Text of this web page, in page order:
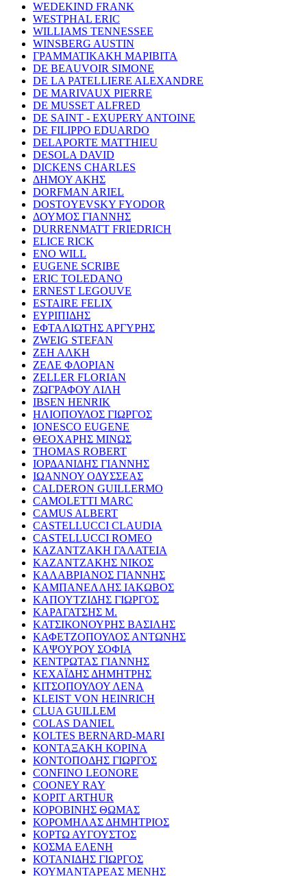
WEDEKIND FRANK
WESTPHAL ERIC
WILLIAMS TENNESSEE
WINSBERG AUSTIN
ΓΡΑΜΜΑΤΙΚΑΚΗ ΜΑΡΙΒΙΤΑ
DE BEAUVOIR SIMONE
DE LA PATELLIERE ALEXANDRE
DE MARIVAUX PIERRE
DE MUSSET ALFRED
DE SAINT - EXUPERY ANTOINE
DE FILIPPO EDUARDO
DELAPORTE MATTHIEU
DESOLA DAVID
DICKENS CHARLES
ΔΗΜΟΥ ΑΚΗΣ
DORFMAN ARIEL
DOSTOYEVSKY FYODOR
ΔΟΥΜΟΣ ΓΙΑΝΝΗΣ
DURRENMATT FRIEDRICH
ELICE RICK
ENO WILL
EUGENE SCRIBE
ERIC TOLEDANO
ERNEST LEGOUVE
ESTAIRE FELIX
ΕΥΡΙΠΙΔΗΣ
ΕΦΤΑΛΙΩΤΗΣ ΑΡΓΥΡΗΣ
ZWEIG STEFAN
ΖΕΗ ΑΛΚΗ
ΖΕΛΕ ΦΛΟΡΙΑΝ
ZELLER FLORIAN
ΖΩΓΡΑΦΟΥ ΛΙΛΗ
IBSEN HENRIK
ΗΛΙΟΠΟΥΛΟΣ ΓΙΩΡΓΟΣ
IONESCO EUGENE
ΘΕΟΧΑΡΗΣ ΜΙΝΩΣ
THOMAS ROBERT
ΙΟΡΔΑΝΙΔΗΣ ΓΙΑΝΝΗΣ
ΙΩΑΝΝΟΥ ΟΔΥΣΣΕΑΣ
CALDERON GUILLERMO
CAMOLETTI MARC
CAMUS ALBERT
CASTELLUCCI CLAUDIA
CASTELLUCCI ROMEO
ΚΑΖΑΝΤΖΑΚΗ ΓΑΛΑΤΕΙΑ
ΚΑΖΑΝΤΖΑΚΗΣ ΝΙΚΟΣ
ΚΑΛΑΒΡΙΑΝΟΣ ΓΙΑΝΝΗΣ
ΚΑΜΠΑΝΕΛΛΗΣ ΙΑΚΩΒΟΣ
ΚΑΠΟΥΤΖΙΔΗΣ ΓΙΩΡΓΟΣ
ΚΑΡΑΓΑΤΣΗΣ Μ.
ΚΑΤΣΙΚΟΝΟΥΡΗΣ ΒΑΣΙΛΗΣ
ΚΑΦΕΤΖΟΠΟΥΛΟΣ ΑΝΤΩΝΗΣ
ΚΑΨΟΥΡΟΥ ΣΟΦΙΑ
ΚΕΝΤΡΩΤΑΣ ΓΙΑΝΝΗΣ
ΚΕΧΑΪΔΗΣ ΔΗΜΗΤΡΗΣ
ΚΙΤΣΟΠΟΥΛΟΥ ΛΕΝΑ
KLEIST VON HEINRICH
CLUA GUILLEM
COLAS DANIEL
KOLTES BERNARD-MARI
ΚΟΝΤΑΞΑΚΗ ΚΟΡΙΝΑ
ΚΟΝΤΟΠΟΔΗΣ ΓΙΩΡΓΟΣ
CONFINO LEONORE
COONEY RAY
KOPIT ARTHUR
ΚΟΡΟΒΙΝΗΣ ΘΩΜΑΣ
ΚΟΡΟΜΗΛΑΣ ΔΗΜΗΤΡΙΟΣ
ΚΟΡΤΩ ΑΥΓΟΥΣΤΟΣ
ΚΟΣΜΑ ΕΛΕΝΗ
ΚΟΤΑΝΙΔΗΣ ΓΙΩΡΓΟΣ
ΚΟΥΜΑΝΤΑΡΕΑΣ ΜΕΝΗΣ